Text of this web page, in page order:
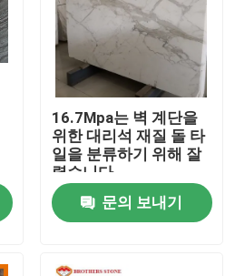
16.7Mpa는 벽 계단을
위한 대리석 재질 돌 타
일을 분류하기 위해 잘
렸습니다
문의 보내기